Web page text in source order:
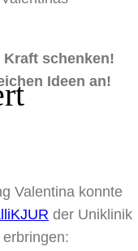
Kraft schenken!
Ideen an!
Valentina konnte
der Uniklinik